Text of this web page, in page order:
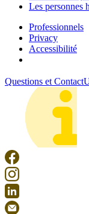
Les personnes
Professionnels
Privacy
Accessibilité
Questions et Contact